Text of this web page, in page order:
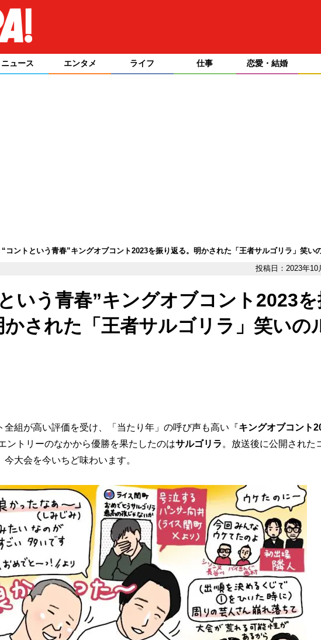
ニュース エンタメ ライフ 仕事 恋愛・結婚
“コントという青春”キングオブコント2023を振り返る。明かされた「王者サルゴリラ」笑い
投稿日：2023年10
いう青春”キングオブコント2023を
かされた「王者サルゴリラ」笑いの
組が高い評価を受け、「当たり年」の呼び声も高い『キングオブコント
ントリーのなかから優勝を果たしたのはサルゴリラ 。放送後に公開された
今大会を今いちど味わいます。